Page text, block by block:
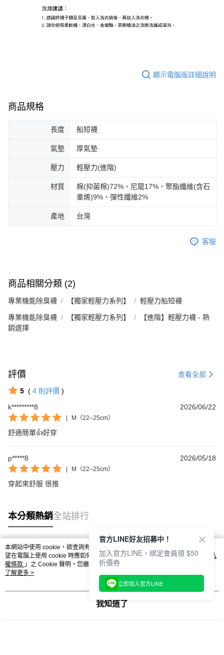
顯示電腦版詳細說明
商品規格
長度 船短襪
氣墊 厚氣墊
壓力 輕壓力(進階)
材質
棉(抑菌棉)72%、尼龍17%、聚酯纖維(含石
墨烯)9%、彈性纖維2%
產地 台灣
客服
商品相關分類 (2)
專業機能除臭襪 【獨家輕壓力系列】 輕壓力船短襪
專業機能除臭襪 【獨家輕壓力系列】
【進階】輕壓力襪 - 熱
銷選擇
評價 查看全部
5 ( 4 則評價 )
k*********8
2026/06/22
M（22–25cm）
舒適簡單👍好穿
p*****8 2026/05/18
M（22–25cm）
穿起來舒服 很推
本分類熱銷全站排行
熱門標籤
本網站中使用 cookie，欲查詢有關本網站使用 cookie 方式之詳情，及若您不希
望在電腦上使用 cookie 時應如何變更電腦的 cookie 設定，請參閱本網站「
隱私
權條款 」之 Cookie 聲明。您繼續使用本網站即表示您同意本公司得按本網站使
用條款之 Cookie 聲明使用 cookie。
了解更多 >
我知道了
立刻加入體驗：
官方LINE好友招募中！
加入官方LINE，綁定會員領 $50
折價券
立即加入官方LINE